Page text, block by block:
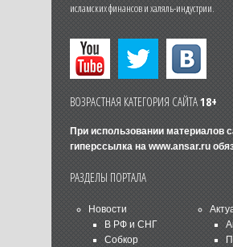
исламских финансов и халяль-индустрии.
ВОЗРАСТНАЯ КАТЕГОРИЯ САЙТА18+
При использовании материалов
гиперссылка на www.ansar.ru
РАЗДЕЛЫ ПОРТАЛА
Новости
В РФ и СНГ
Собкор